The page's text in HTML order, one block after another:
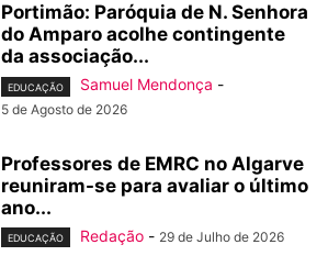
Portimão: Paróquia de N. Senhora
do Amparo acolhe contingente
da associação...
EDUCAÇÃO Samuel Mendonça -
5 de Agosto de 2026
Professores de EMRC no Algarve
reuniram-se para avaliar o último
ano...
EDUCAÇÃO Redação - 29 de Julho de 2026